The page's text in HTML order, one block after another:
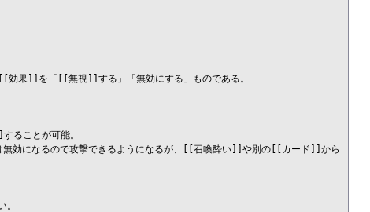
果]]を「[[無視]]する」「無効にする」ものである。
ることが可能。
になるので攻撃できるようになるが、[[召喚酔い]]や別の[[カード]]から